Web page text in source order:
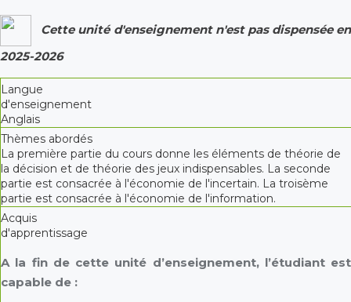
Cette unité d'enseignement n'est pas dispensée en
2025-2026
Langue
d'enseignement
Anglais
Thèmes abordés
La première partie du cours donne les éléments de théorie de
la décision et de théorie des jeux indispensables. La seconde
partie est consacrée à l'économie de l'incertain. La troisème
partie est consacrée à l'économie de l'information.
Acquis
d'apprentissage
A la fin de cette unité d’enseignement, l’étudiant est
capable de :